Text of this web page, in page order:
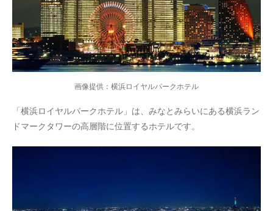
画像提供：横浜ロイヤルパークホテル
「横浜ロイヤルパークホテル」は、みなとみらいにある横浜ラン
ドマークタワーの高層階に位置するホテルです。